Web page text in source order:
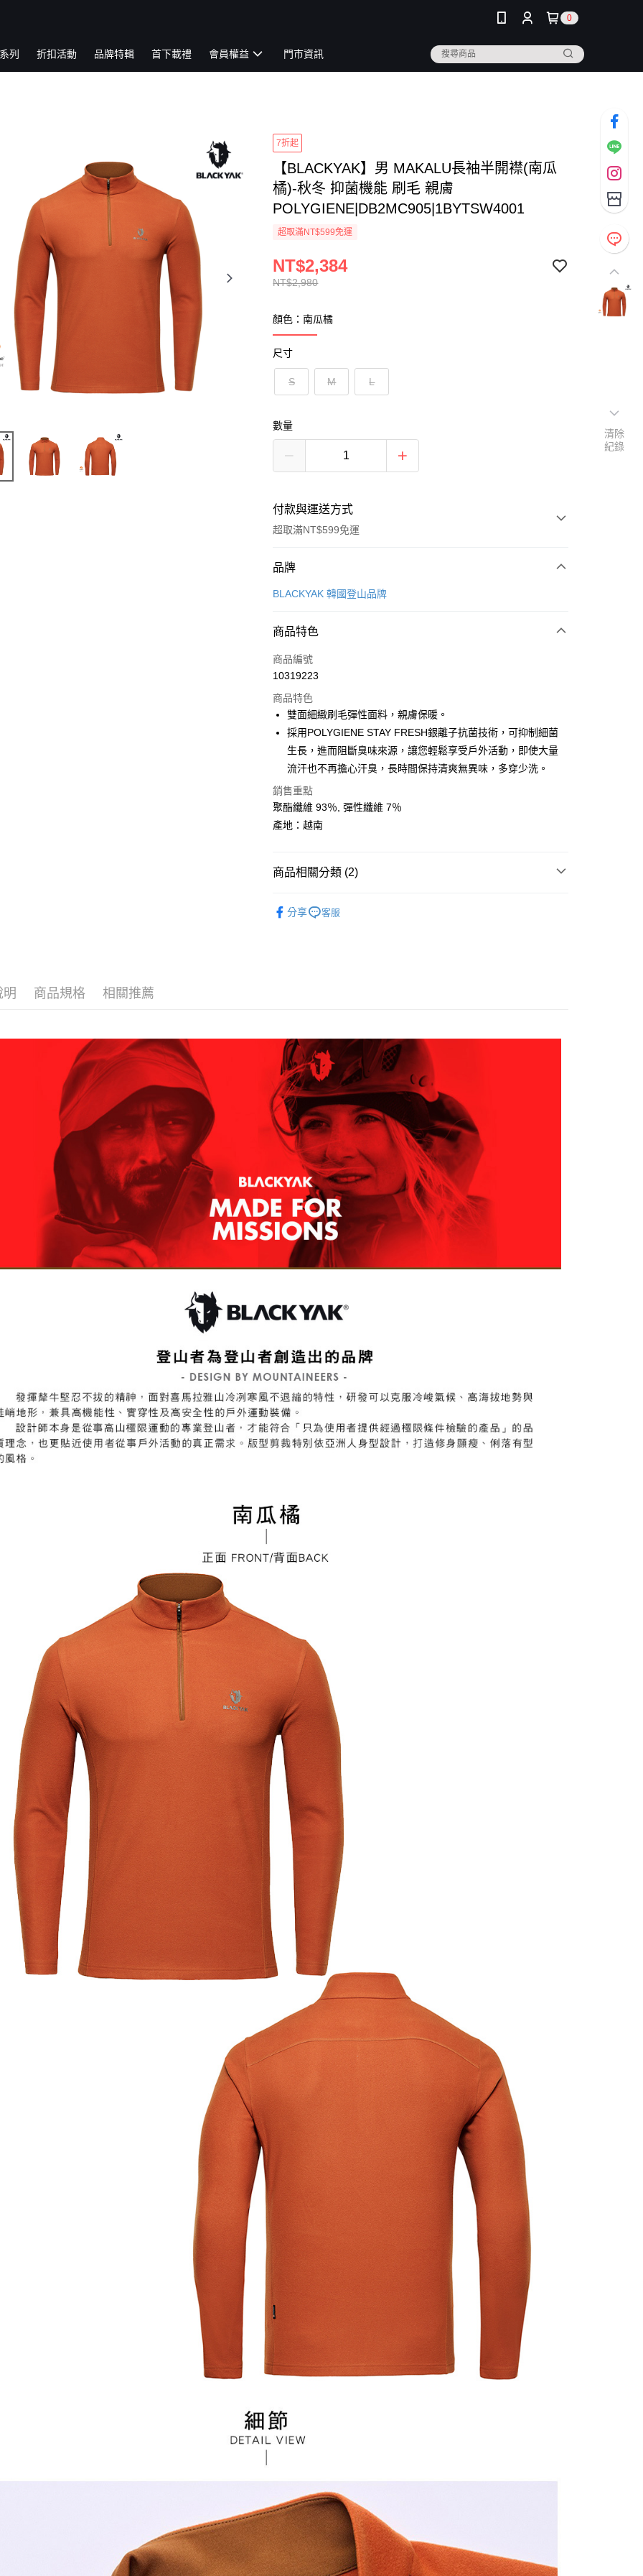
0
列 折扣活動 品牌特輯 首下載禮 會員權益 門市資訊
7折起
【BLACKYAK】男 MAKALU長袖半開襟(南瓜
橘)-秋冬 抑菌機能 刷毛 親膚
POLYGIENE|DB2MC905|1BYTSW4001
超取滿NT$599免運
NT$2,980
NT$2,384
顏色：南瓜橘
尺寸
S M L
數量
付款與運送方式
超取滿NT$599免運
付款方式
信用卡一次付款
Apple Pay
街口支付
悠遊付
Google Pay
AFTEE先享後付
相關說明
１．簡單：不需註冊會員、不需綁卡、不需儲值。
※ 交易是否成功請以「AFTEE先享後付 」之結帳頁面顯示為準，若有關於
是否繳費成功／繳費後需取消欲退款等相關疑問，請聯繫「AFTEE先享後
付客戶支援中心」https://netprotections.freshdesk.com/support/home
【注意事項】
１．透過由恩沛科技股份有限公司提供之「AFTEE先享後付」服務完成之
交易，需依本服務之必要範圍內提供個人資料，並將交易相關給付款項請
求債權轉讓予恩沛科技股份有限公司。
２．關於個人資料處理事宜，請瀏覽以下網址：
https://aftee.tw/terms/#terms3
３．未成年的使用者請事先徵得法定代理人或監護人之同意方可使用
「AFTEE先享後付」，若未經同意申辦者引起之損失，本公司不負相關責
任。
４．使用「AFTEE先享後付」時，將依據個別帳號之用戶狀況，依本公司
即時審查核予不同之上限額度；若仍有額度不足之情形，本公司將視審查
結果請求用戶進行身份認證。
５．嚴禁一人註冊多個帳號或使用他人資訊註冊。若發現惡意使用之情
形，恩沛科技股份有限公司將有權停止該用戶之使用額度並採取法律行
全家取貨付款
付款後萊爾富取貨
每筆NT$60，滿NT$799(含以上)免運費
7-11取貨付款
每筆NT$60，滿NT$799(含以上)免運費
付款後7-11取貨
每筆NT$60，滿NT$799(含以上)免運費
宅配
每筆NT$70，滿NT$799(含以上)免運費
品牌
BLACKYAK 韓國登山品牌
商品特色
商品編號
10319223
商品特色
雙面細緻刷毛彈性面料，親膚保暖。
採用POLYGIENE STAY FRESH銀離子抗菌技術，可抑制細菌
生長，進而阻斷臭味來源，讓您輕鬆享受戶外活動，即使大量
流汗也不再擔心汗臭，長時間保持清爽無異味，多穿少洗。
銷售重點
聚酯纖維 93％, 彈性纖維 7％
產地：越南
商品相關分類 (2)
分享 客服
明 商品規格 相關推薦
清除
紀錄